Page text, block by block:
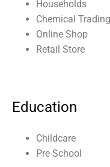
Households
Chemical Trading
Online Shop
Retail Store
Education
Childcare
Pre-School